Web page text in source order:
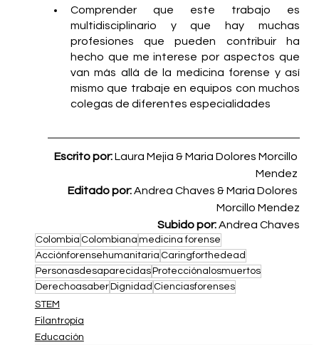
Comprender que este trabajo es
multidisciplinario y que hay muchas
profesiones que pueden contribuir ha
hecho que me interese por aspectos que
van más allá de la medicina forense y así
mismo que trabaje en equipos con muchos
colegas de diferentes especialidades
Escrito por: Laura Mejia & Maria Dolores Morcillo
Mendez
Editado por: Andrea Chaves & Maria Dolores
Morcillo Mendez
Subido por: Andrea Chaves
Colombia Colombiana medicina forense
Acciónforensehumanitaria Caringforthedead
PersonasdesaparecidasProtecciónalosmuertos
DerechoasaberDignidad Cienciasforenses
STEM
Filantropía
Educación